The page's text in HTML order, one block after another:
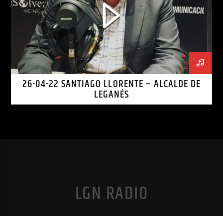
26-04-22 SANTIAGO LLORENTE – ALCALDE DE
LEGANÉS
LGN RADIO